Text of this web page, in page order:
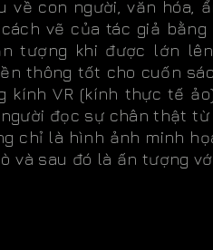
về con người, văn hóa,
vẽ của tác giả
tượng khi được lớn
thông tốt cho cuốn
kính VR (kính thực tế
đọc sự chân thật
chỉ là hình ảnh minh
và sau đó là ấn tượng